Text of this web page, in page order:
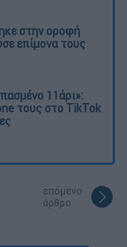
στην οροφή
επίμονα τους
11άρι»:
τους στο TikTok
επόμενο
άρθρο